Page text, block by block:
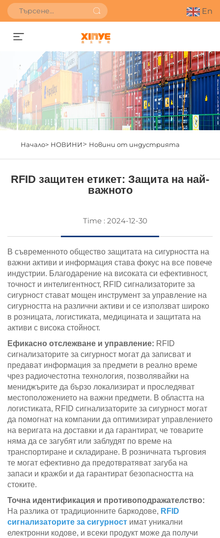
En
Получете оферта
Начало> НОВИНИ> Новини от индустрията
RFID защитен етикет: Защита на най-
важното
Time : 2024-12-30
В съвременното общество защитата на сигурността на
важни активи и информация става фокус на все повече
индустрии. Благодарение на високата си ефективност,
точност и интелигентност, RFID сигнализаторите за
сигурност стават мощен инструмент за управление на
сигурността на различни активи и се използват широко
в розницата, логистиката, медицината и защитата на
активи с висока стойност.
Ефикасно отслежване и управление: RFID
сигнализаторите за сигурност могат да записват и
предават информация за предмети в реално време
чрез радиочестотна технология, позволявайки на
мениджърите да бързо локализират и проследяват
местоположението на важни предмети. В областта на
логистиката, RFID сигнализаторите за сигурност могат
да помогнат на компании да оптимизират управлението
на веригата на доставки и да гарантират, че товарите
няма да се загубят или заблудят по време на
транспортиране и складиране. В розничната търговия
те могат ефективно да предотвратяват загуба на
запаси и кражби и да гарантират безопасността на
стоките.
Точна идентификация и противоподражателство:
На разлика от традиционните баркодове, RFID
сигнализаторите за сигурност имат уникални
електронни кодове, и всеки продукт може да получи